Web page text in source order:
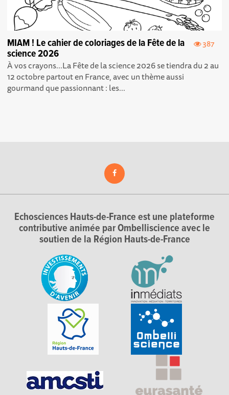
387
MIAM ! Le cahier de coloriages de la Fête de la
science 2026
À vos crayons...La Fête de la science 2026 se tiendra du 2 au
12 octobre partout en France, avec un thème aussi
gourmand que passionnant : les...
Echosciences Hauts-de-France est une plateforme
contributive animée par Ombelliscience avec le
soutien de la Région Hauts-de-France